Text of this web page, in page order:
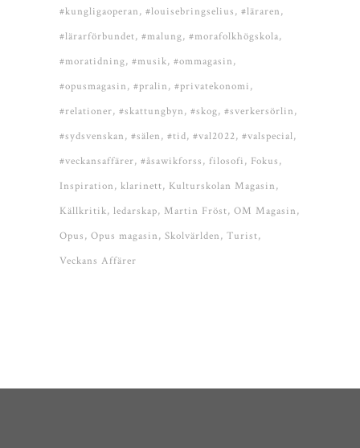
#kungligaoperan #louisebringselius #läraren
#lärarförbundet #malung #morafolkhögskola
#moratidning #musik #ommagasin
#opusmagasin #pralin #privatekonomi
#relationer #skattungbyn #skog #sverkersörlin
#sydsvenskan #sälen #tid #val2022 #valspecial
#veckansaffärer #åsawikforss filosofi
Fokus
Inspiration klarinett Kulturskolan Magasin
Källkritik ledarskap Martin Fröst OM Magasin
Opus Opus magasin Skolvärlden Turist
Veckans Affärer